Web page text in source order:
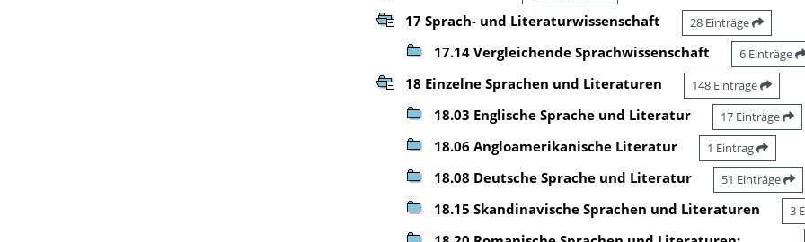
17 Sprach- und Literaturwissenschaft 28 Einträge
17.14 Vergleichende Sprachwissenschaft 6 Einträge
18 Einzelne Sprachen und Literaturen 148 Einträge
18.03 Englische Sprache und Literatur 17 Einträge
18.06 Angloamerikanische Literatur 1 Eintrag
18.08 Deutsche Sprache und Literatur 51 Einträge
18.15 Skandinavische Sprachen und Literaturen 3